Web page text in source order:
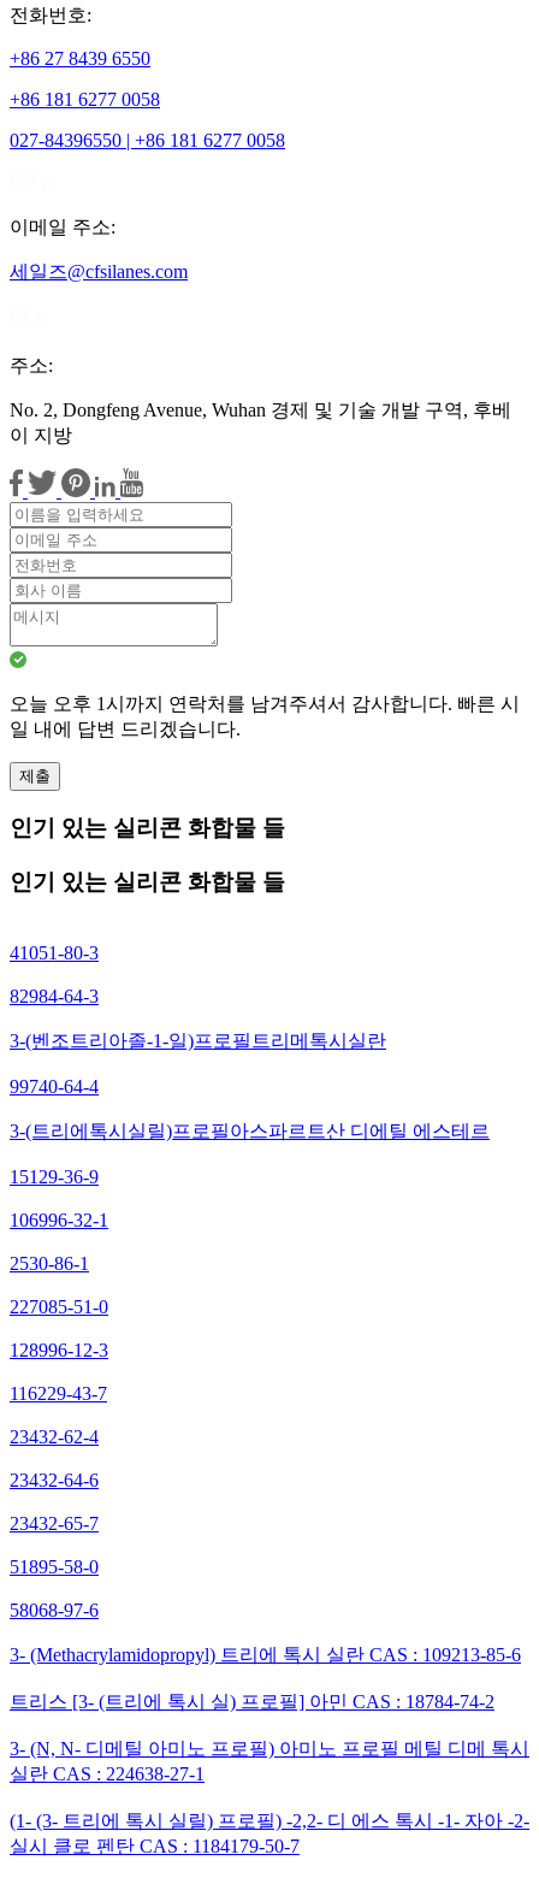
전화번호:
+86 27 8439 6550
+86 181 6277 0058
027-84396550 | +86 181 6277 0058
이메일 주소:
세일즈@cfsilanes.com
주소:
No. 2, Dongfeng Avenue, Wuhan 경제 및 기술 개발 구역, 후베
이 지방
오늘 오후 1시까지 연락처를 남겨주셔서 감사합니다. 빠른 시
일 내에 답변 드리겠습니다.
제출
인기 있는 실리콘 화합물 들
인기 있는 실리콘 화합물 들
41051-80-3
82984-64-3
3-(벤조트리아졸-1-일)프로필트리메톡시실란
99740-64-4
3-(트리에톡시실릴)프로필아스파르트산 디에틸 에스테르
15129-36-9
106996-32-1
2530-86-1
227085-51-0
128996-12-3
116229-43-7
23432-62-4
23432-64-6
23432-65-7
51895-58-0
58068-97-6
3- (Methacrylamidopropyl) 트리에 톡시 실란 CAS : 109213-85-6
트리스 [3- (트리에 톡시 실) 프로필] 아민 CAS : 18784-74-2
3- (N, N- 디메틸 아미노 프로필) 아미노 프로필 메틸 디메 톡시
실란 CAS : 224638-27-1
(1- (3- 트리에 톡시 실릴) 프로필) -2,2- 디 에스 톡시 -1- 자아 -2-
실시 클로 펜탄 CAS : 1184179-50-7